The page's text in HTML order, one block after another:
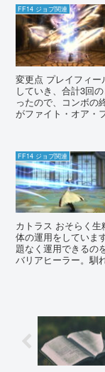
FF14 ジョブ関連
変更点 プレイフィ
していき、合計3回
ったので、コンボの
がファイト・オア・
FF14 ジョブ関連
カトラス おそらく
体の運用をしていま
題なく運用できるの
バリアヒーラー。馴